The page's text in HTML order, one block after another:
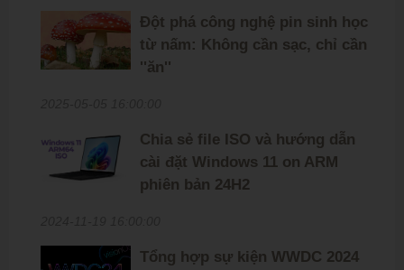
Đột phá công nghệ pin sinh học
từ nấm: Không cần sạc, chỉ cần
''ăn''
Chia sẻ file ISO và hướng dẫn
cài đặt Windows 11 on ARM
phiên bản 24H2
Tổng hợp sự kiện WWDC 2024